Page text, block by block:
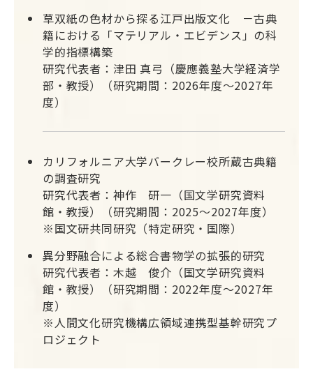
草双紙の色材から探る江戸出版文化 －古典
籍における「マテリアル・エビデンス」の科
学的指標構築
研究代表者：津田 真弓（慶應義塾大学経済学
部・教授）（研究期間：2026年度～2027年
度）
カリフォルニア大学バークレー校所蔵古典籍
の調査研究
研究代表者：神作 研一（国文学研究資料
館・教授）（研究期間：2025～2027年度）
※国文研共同研究（特定研究・国際）
異分野融合による総合書物学の拡張的研究
研究代表者：木越 俊介（国文学研究資料
館・教授）（研究期間：2022年度～2027年
度）
※人間文化研究機構広領域連携型基幹研究プ
ロジェクト